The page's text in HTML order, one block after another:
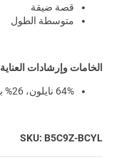
قصة ضيقة
متوسطة الطول
الخامات وإرشادات العناية
64% نايلون، 26% بوليستر، 10% إيلاستان
SKU: B5C9Z-BCYL